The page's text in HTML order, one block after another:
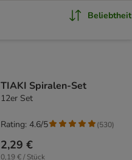
Beliebtheit
TIAKI Spiralen-Set
12er Set
2,29 €
0,19 € / Stück
Rating: 4.6/5 (530)